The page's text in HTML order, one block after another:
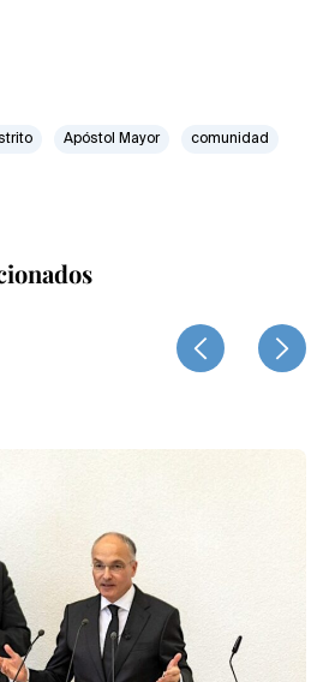
Apóstol Mayor comunidad